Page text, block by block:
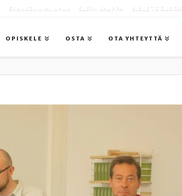
EVANKELIUMIJUHLA SLEYN KAUPPA BIBLE TOOLBOX
OPISKELE OSTA OTA YHTEYTTÄ